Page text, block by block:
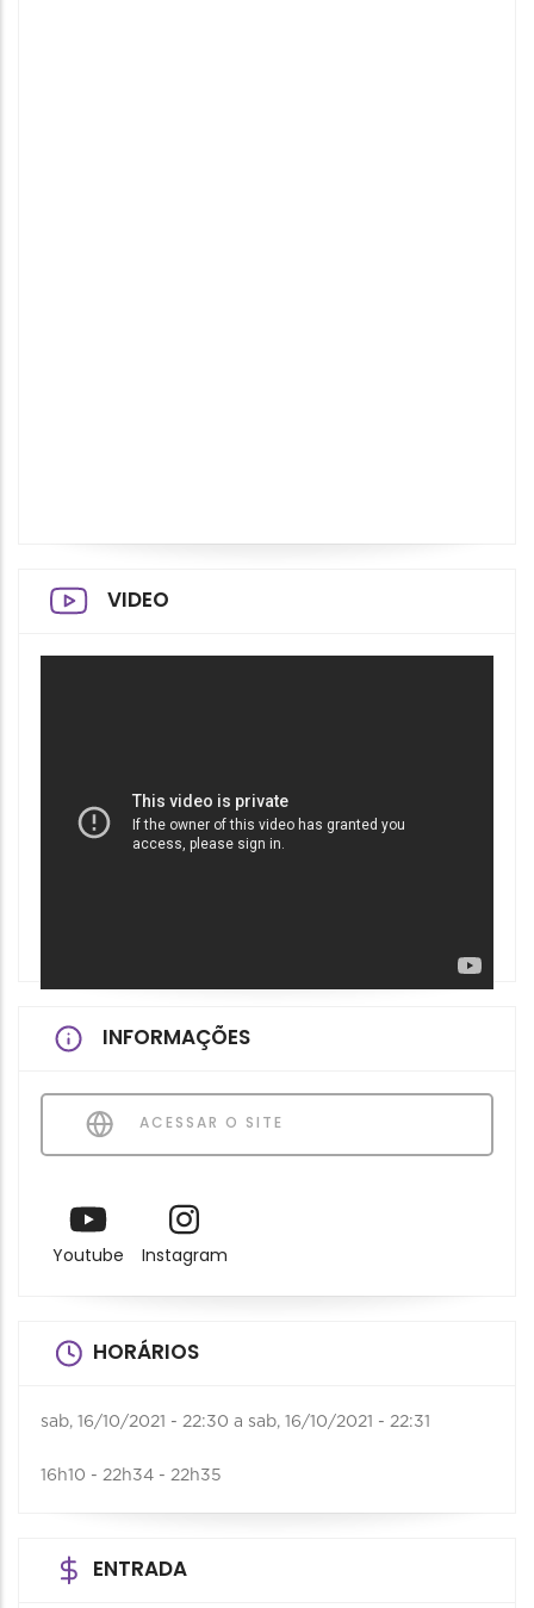
VIDEO
INFORMAÇÕES
ACESSAR O SITE
Youtube Instagram
HORÁRIOS
sab, 16/10/2021 - 22:30 a sab, 16/10/2021 - 22:31
16h10 - 22h34 - 22h35
ENTRADA